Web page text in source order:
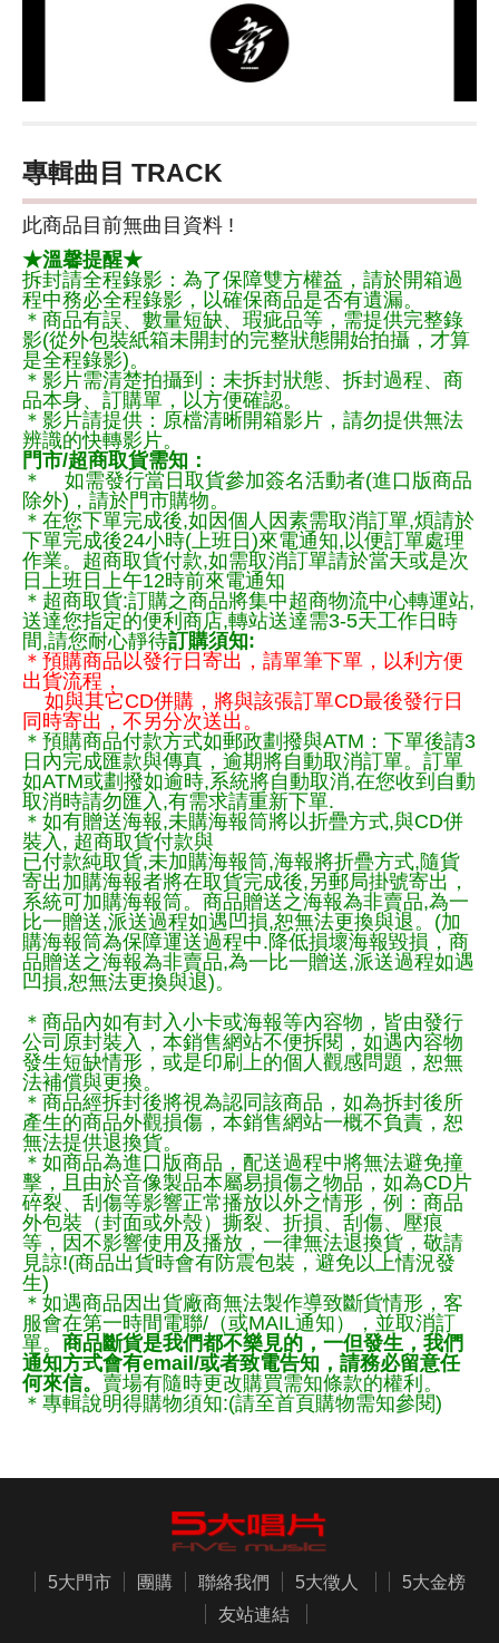
專輯曲目 TRACK
此商品目前無曲目資料 !
★溫馨提醒★
拆封請全程錄影：為了保障雙方權益，請於開箱過
程中務必全程錄影，以確保商品是否有遺漏。
＊商品有誤、數量短缺、瑕疵品等，需提供完整錄
影(從外包裝紙箱未開封的完整狀態開始拍攝，才算
是全程錄影)。
＊影片需清楚拍攝到：未拆封狀態、拆封過程、商
品本身、訂購單，以方便確認。
＊影片請提供：原檔清晰開箱影片，請勿提供無法
辨識的快轉影片。
門市/超商取貨需知：
＊ 如需發行當日取貨參加簽名活動者(進口版商品
除外)，請於門市購物。
＊在您下單完成後,如因個人因素需取消訂單,煩請於
下單完成後24小時(上班日)來電通知,以便訂單處理
作業。超商取貨付款,如需取消訂單請於當天或是次
日上班日上午12時前來電通知
＊超商取貨:訂購之商品將集中超商物流中心轉運站,
送達您指定的便利商店,轉站送達需3-5天工作日時
間,請您耐心靜待訂購須知:
＊預購商品以發行日寄出，請單筆下單，以利方便
出貨流程，
如與其它CD併購，將與該張訂單CD最後發行日
同時寄出，不另分次送出。
＊預購商品付款方式如郵政劃撥與ATM：下單後請3
日內完成匯款與傳真，逾期將自動取消訂單。訂單
如ATM或劃撥如逾時,系統將自動取消,在您收到自動
取消時請勿匯入,有需求請重新下單.
＊如有贈送海報,未購海報筒將以折疊方式,與CD併
裝入, 超商取貨付款與
已付款純取貨,未加購海報筒,海報將折疊方式,隨貨
寄出加購海報者將在取貨完成後,另郵局掛號寄出，
系統可加購海報筒。商品贈送之海報為非賣品,為一
比一贈送,派送過程如遇凹損,恕無法更換與退。(加
購海報筒為保障運送過程中.降低損壞海報毀損，商
品贈送之海報為非賣品,為一比一贈送,派送過程如遇
凹損,恕無法更換與退)。
＊商品內如有封入小卡或海報等內容物，皆由發行
公司原封裝入，本銷售網站不便拆閱，如遇內容物
發生短缺情形，或是印刷上的個人觀感問題，恕無
法補償與更換。
＊商品經拆封後將視為認同該商品，如為拆封後所
產生的商品外觀損傷，本銷售網站一概不負責，恕
無法提供退換貨。
＊如商品為進口版商品，配送過程中將無法避免撞
擊，且由於音像製品本屬易損傷之物品，如為CD片
碎裂、刮傷等影響正常播放以外之情形，例：商品
外包裝（封面或外殼）撕裂、折損、刮傷、壓痕
等，因不影響使用及播放，一律無法退換貨，敬請
見諒!(商品出貨時會有防震包裝，避免以上情況發
生)
＊如遇商品因出貨廠商無法製作導致斷貨情形，客
服會在第一時間電聯/（或MAIL通知），並取消訂
單。 商品斷貨是我們都不樂見的，一但發生，我們
通知方式會有email/或者致電告知，請務必留意任
何來信。 賣場有隨時更改購買需知條款的權利。
＊專輯說明得購物須知:(請至首頁購物需知參閱)
5大門市 團購 聯絡我們 5大徵人
5大金榜
友站連結